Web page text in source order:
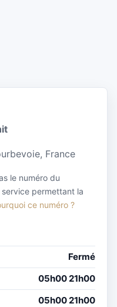
France
le numéro du
permettant la
ce numéro ?
Fermé
05h00 21h00
05h00 21h00